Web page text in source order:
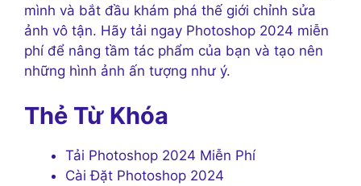
mình và bắt đầu khám phá thế giới chỉnh sửa
ảnh vô tận. Hãy tải ngay Photoshop 2024 miễn
phí để nâng tầm tác phẩm của bạn và tạo nên
những hình ảnh ấn tượng như ý.
Thẻ Từ Khóa
Tải Photoshop 2024 Miễn Phí
Cài Đặt Photoshop 2024